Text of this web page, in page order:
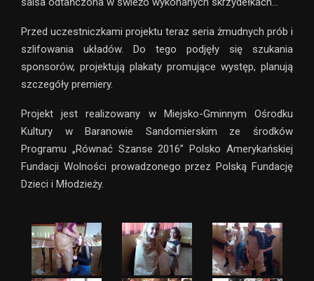
Przed uczestniczkami projektu teraz seria żmudnych prób i
szlifowania układów. Do tego podjęły się szukania
sponsorów, projektują plakaty promujące występ, planują
szczegóły premiery.
Projekt jest realizowany w Miejsko-Gminnym Ośrodku
Kultury w Baranowie Sandomierskim ze środków
Programu „Równać Szanse 2016” Polsko Amerykańskiej
Fundacji Wolności prowadzonego przez Polską Fundację
Dzieci i Młodzieży.